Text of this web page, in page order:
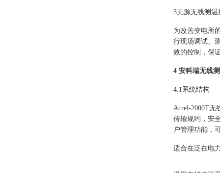
3无源无线测
为改善变电所
行现场调试、
效的控制，保
4 安科瑞无线
4.1系统结构
Acrel-2000T无
传输规约，安
户管理功能，
适合在泛在电